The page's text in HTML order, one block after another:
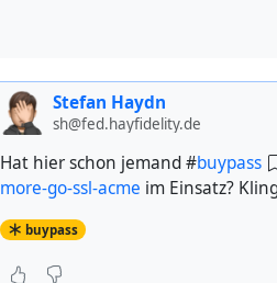
Stefan Haydn
sh@fed.hayfidelity.de
Hat hier schon jemand #buypass
more-go-ssl-acme im Einsatz?
buypass